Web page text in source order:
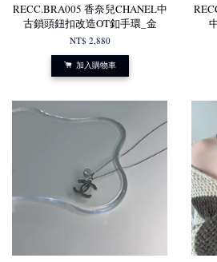
RECC.BRA005 香奈兒CHANEL中
古鎖頭鈕扣改造OT釦手環_金
NT$ 2,880
加入購物車